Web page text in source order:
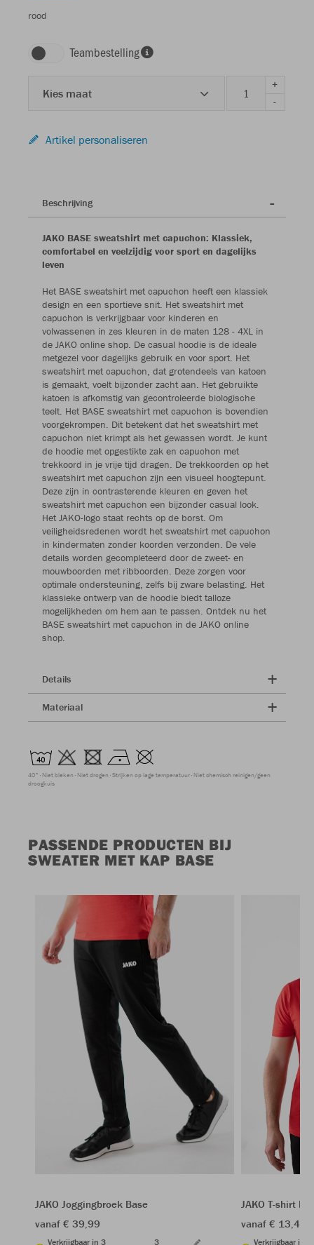
rood
Teambestelling
Kies maat
+
-
Artikel personaliseren
Beschrijving
JAKO BASE sweatshirt met capuchon: Klassiek,
comfortabel en veelzijdig voor sport en dagelijks
leven
Het BASE sweatshirt met capuchon heeft een klassiek
design en een sportieve snit. Het sweatshirt met
capuchon is verkrijgbaar voor kinderen en
volwassenen in zes kleuren in de maten 128 - 4XL in
de JAKO online shop. De casual hoodie is de ideale
metgezel voor dagelijks gebruik en voor sport. Het
sweatshirt met capuchon, dat grotendeels van katoen
is gemaakt, voelt bijzonder zacht aan. Het gebruikte
katoen is afkomstig van gecontroleerde biologische
teelt. Het BASE sweatshirt met capuchon is bovendien
voorgekrompen. Dit betekent dat het sweatshirt met
capuchon niet krimpt als het gewassen wordt. Je kunt
de hoodie met opgestikte zak en capuchon met
trekkoord in je vrije tijd dragen. De trekkoorden op het
sweatshirt met capuchon zijn een visueel hoogtepunt.
Deze zijn in contrasterende kleuren en geven het
sweatshirt met capuchon een bijzonder casual look.
Het JAKO-logo staat rechts op de borst. Om
veiligheidsredenen wordt het sweatshirt met capuchon
in kindermaten zonder koorden verzonden. De vele
details worden gecompleteerd door de zweet- en
mouwboorden met ribboorden. Deze zorgen voor
optimale ondersteuning, zelfs bij zware belasting. Het
klassieke ontwerp van de hoodie biedt talloze
mogelijkheden om hem aan te passen. Ontdek nu het
BASE sweatshirt met capuchon in de JAKO online
shop.
Details
Materiaal
40° Niet bleken Niet drogen Strijken op lage temperatuur Niet chemisch reinigen/geen
droogkuis
PASSENDE PRODUCTEN BIJ
SWEATER MET KAP BASE
JAKO Joggingbroek Base
vanaf € 39,99
Verkrijgbaar in 3 3
JAKO T-shirt
vanaf € 13,49
Verkrijgbaar in 9